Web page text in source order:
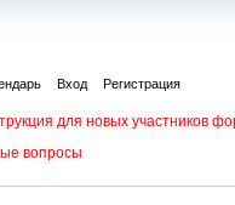
Вход Регистрация
для новых участников
вопросы